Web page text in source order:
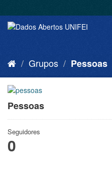
Grupos Pessoas
Pessoas
Seguidores
0